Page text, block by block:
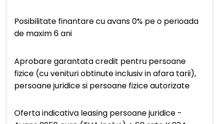
Posibilitate finantare cu avans 0% pe o perioada
de maxim 6 ani
Aprobare garantata credit pentru persoane
fizice (cu venituri obtinute inclusiv in afara tarii),
persoane juridice si persoane fizice autorizate
Oferta indicativa leasing persoane juridice -